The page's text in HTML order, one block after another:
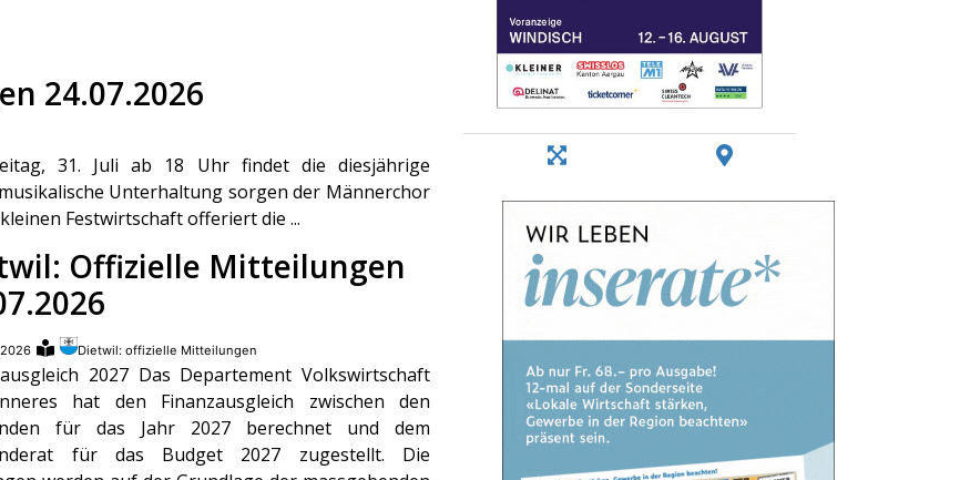
24.07.2026
31. Juli ab 18 Uhr findet die diesjährige
Unterhaltung sorgen der Männerchor
Festwirtschaft offeriert die ...
Offizielle Mitteilungen
Dietwil: offizielle Mitteilungen
2027 Das Departement Volkswirtschaft
hat den Finanzausgleich zwischen den
für das Jahr 2027 berechnet und dem
für das Budget 2027 zugestellt. Die